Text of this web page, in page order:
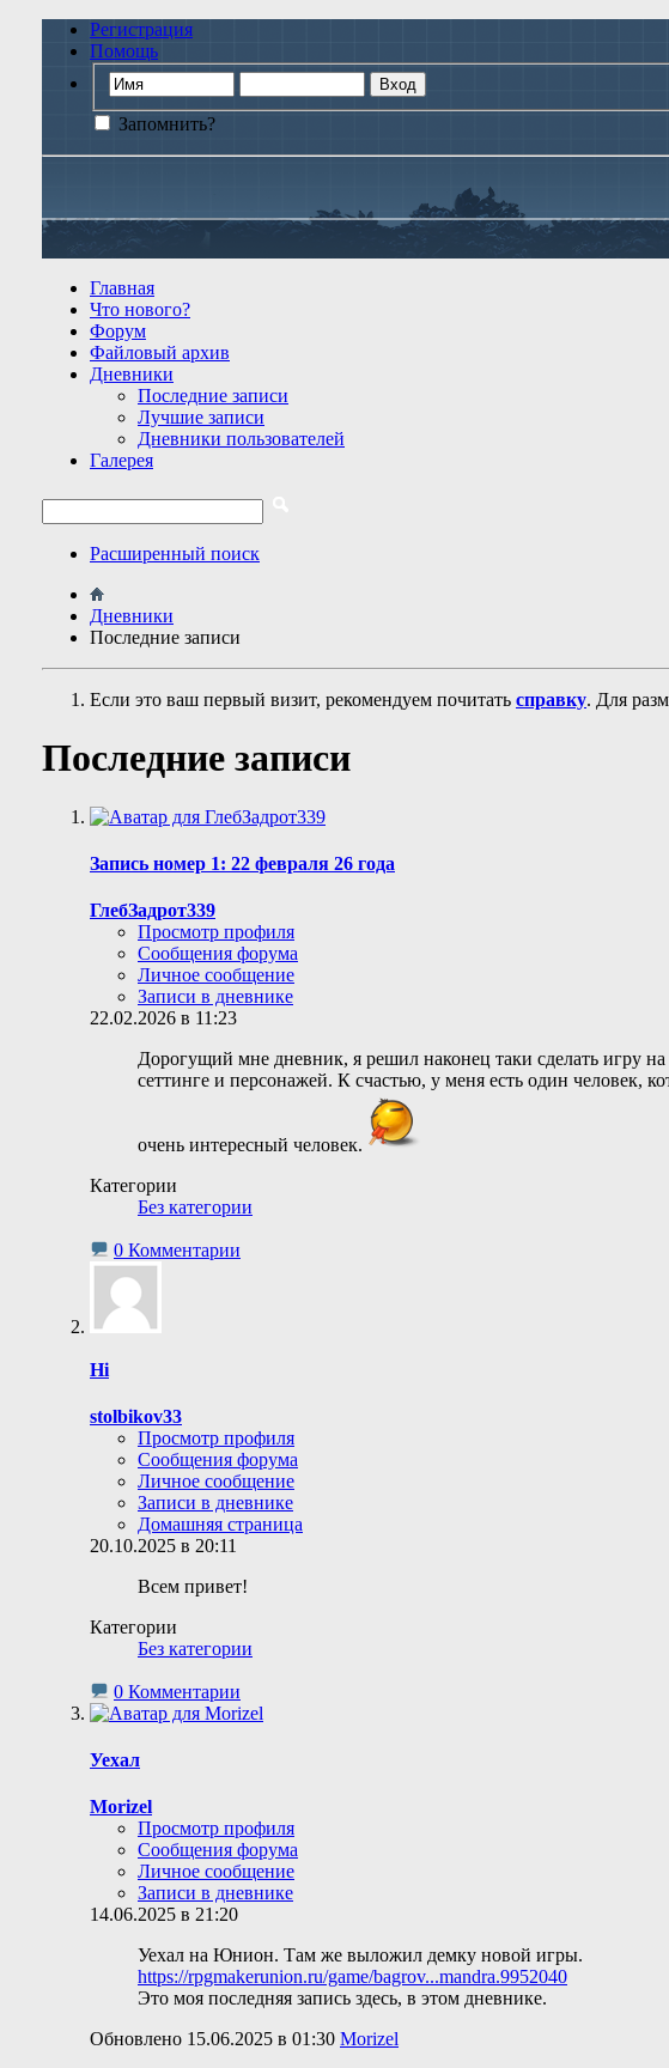
Регистрация
Помощь
Запомнить?
Главная
Что нового?
Форум
Файловый архив
Дневники
Последние записи
Лучшие записи
Дневники пользователей
Галерея
Расширенный поиск
Дневники
Последние записи
Если это ваш первый визит, рекомендуем почитать справку. Для
Последние записи
Запись номер 1: 22 февраля 26 года
ГлебЗадрот339
Просмотр профиля
Сообщения форума
Личное сообщение
Записи в дневнике
22.02.2026 в 11:23
Дорогущий мне дневник, я решил наконец таки сделать игру
сеттинге и персонажей. К счастью, у меня есть один человек,
очень интересный человек.
Категории
Без категории
0 Комментарии
Hi
stolbikov33
Просмотр профиля
Сообщения форума
Личное сообщение
Записи в дневнике
Домашняя страница
20.10.2025 в 20:11
Всем привет!
Категории
Без категории
0 Комментарии
Уехал
Morizel
Просмотр профиля
Сообщения форума
Личное сообщение
Записи в дневнике
14.06.2025 в 21:20
Уехал на Юнион. Там же выложил демку новой игры.
https://rpgmakerunion.ru/game/bagrov...mandra.9952040
Это моя последняя запись здесь, в этом дневнике.
Обновлено 15.06.2025 в 01:30 Morizel